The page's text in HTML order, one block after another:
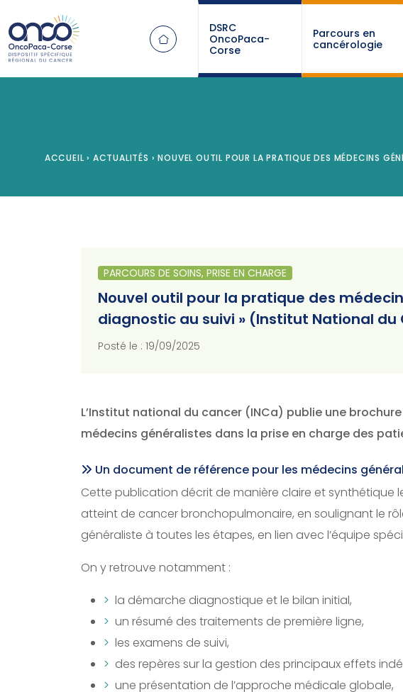
DSRC
OncoPaca-
Corse
Parcours en
cancérologie
ACCUEIL › ACTUALITÉS › NOUVEL OUTIL POUR LA PRATIQUE DES MÉDECINS
PARCOURS DE SOINS, PRISE EN CHARGE
Nouvel outil pour la pratique des
diagnostic au suivi » (Institut National du
Posté le : 19/09/2025
L’Institut national du cancer (INCa) publie une
médecins généralistes dans la prise en charge des
Un document de référence pour les médecins
Cette publication décrit de manière claire et synthétique
atteint de cancer bronchopulmonaire, en soulignant le
généraliste à toutes les étapes, en lien avec l’équipe
On y retrouve notamment :
la démarche diagnostique et le bilan initial,
un résumé des traitements de première ligne,
les examens de suivi,
des repères sur la gestion des principaux effets
une présentation de l’approche médicale globale,